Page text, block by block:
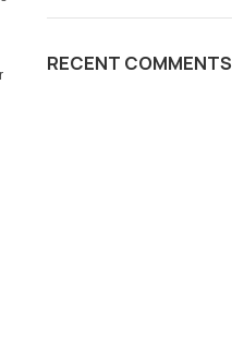
RECENT COMMENTS